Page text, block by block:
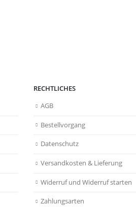
RECHTLICHES
AGB
Bestellvorgang
Datenschutz
Versandkosten & Lieferung
Widerruf und Widerruf starten
Zahlungsarten